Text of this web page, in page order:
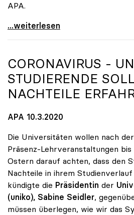
APA.
Universitäten setzen weiter auf
...weiterlesen
CORONAVIRUS -
STUDIERENDE
NACHTEILE
APA 10.3.2020
Die Universitäten wollen nach
Präsenz-Lehrveranstaltungen
Ostern darauf achten, dass den
Nachteile in ihrem Studienverlauf
kündigte die Präsidentin der
(uniko), Sabine Seidler,
müssen überlegen, wie wir das